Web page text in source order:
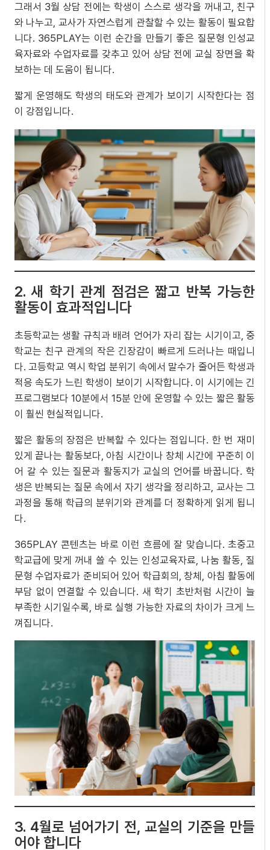
그래서 3월 상담 전에는 학생이 스스로 생각을 꺼내고, 친구
와 나누고, 교사가 자연스럽게 관찰할 수 있는 활동이 필요합
니다. 365PLAY는 이런 순간을 만들기 좋은 질문형 인성교
육자료와 수업자료를 갖추고 있어 상담 전에 교실 장면을 확
보하는 데 도움이 됩니다.
짧게 운영해도 학생의 태도와 관계가 보이기 시작한다는 점
이 강점입니다.
2. 새 학기 관계 점검은 짧고 반복 가능한
활동이 효과적입니다
초등학교는 생활 규칙과 배려 언어가 자리 잡는 시기이고, 중
학교는 친구 관계의 작은 긴장감이 빠르게 드러나는 때입니
다. 고등학교 역시 학업 분위기 속에서 말수가 줄어든 학생과
적응 속도가 느린 학생이 보이기 시작합니다. 이 시기에는 긴
프로그램보다 10분에서 15분 안에 운영할 수 있는 짧은 활동
이 훨씬 현실적입니다.
짧은 활동의 장점은 반복할 수 있다는 점입니다. 한 번 재미
있게 끝나는 활동보다, 아침 시간이나 창체 시간에 꾸준히 이
어 갈 수 있는 질문과 활동지가 교실의 언어를 바꿉니다. 학
생은 반복되는 질문 속에서 자기 생각을 정리하고, 교사는 그
과정을 통해 학급의 분위기와 관계를 더 정확하게 읽게 됩니
다.
365PLAY 콘텐츠는 바로 이런 흐름에 잘 맞습니다. 초중고
학교급에 맞게 꺼내 쓸 수 있는 인성교육자료, 나눔 활동, 질
문형 수업자료가 준비되어 있어 학급회의, 창체, 아침 활동에
부담 없이 연결할 수 있습니다. 새 학기 초반처럼 시간이 늘
부족한 시기일수록, 바로 실행 가능한 자료의 차이가 크게 느
껴집니다.
3. 4월로 넘어가기 전, 교실의 기준을 만들
어야 합니다